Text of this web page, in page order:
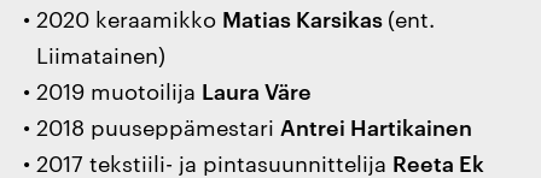
2020 keraamikko Matias Karsikas (ent.
Liimatainen)
2019 muotoilija Laura Väre
2018 puuseppämestari Antrei Hartikainen
2017 tekstiili- ja pintasuunnittelija Reeta Ek